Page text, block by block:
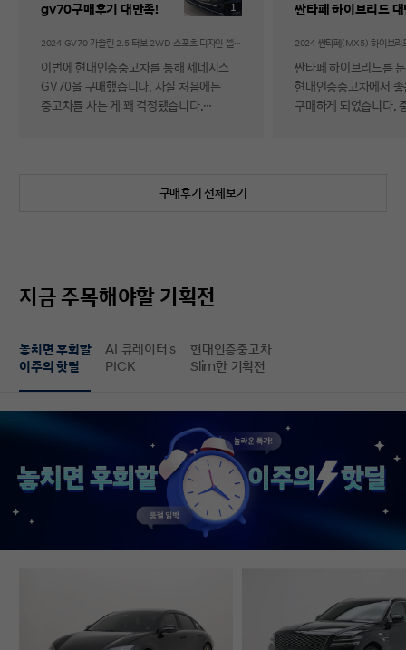
gv70구매후기 대만족!
1
2024 GV70 가솔린 2.5 터보 2WD 스포츠 디자인 셀렉션Ⅱ
이번에 현대인증중고차를 통해 제네시스
GV70을 구매했습니다. 사실 처음에는
중고차를 사는 게 꽤 걱정됐습니다.
보면 예상과 달라서 후회했다는 이야기도
제공돼서 불안감이 많이 줄었다는
상태가 더 좋아서 만족도가 높았습니다.
중고차지만 관리가 잘 된 차량이라는
느낌이 확실히 들었습니다. 무엇보다
좋았던 건 ‘중고차인데도 걱정이 거의
없었다’는 점입니다. 차를 잘 모르는 사람
입장에서는 어디를 봐야 할지부터
막막한데, 그런 부담이 많이 줄었습니다.
온라인으로 비교하고 구매까지 진행할 수
있어서 시간적으로도 편했고, 직장인
입장에서는 이 부분이 특히
있을 것 같습니다. 중고차 구매가
처음이거나 차량 상태 확인이 어려운
싼타페 하이브리드
싼타페 하이브리드를
현대인증중고차에서
구매하게 되었습니다.
도착해 기분 좋게 차를
완벽한 경험이었습니
고민하는 사람 있으면
현대인증중고차 추천
차량 보내주셔서 감사
구매후기 전체보기
지금 주목해야할 기획전
놓치면 후회할
이주의 핫딜
AI 큐레이터's
PICK
현대인증중고차
Slim한 기획전